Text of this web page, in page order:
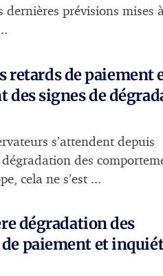
dernières prévisions mises
retards de paiement
des signes de
s’attendent depuis
des
cela ne s’est ...
dégradation des
paiement et